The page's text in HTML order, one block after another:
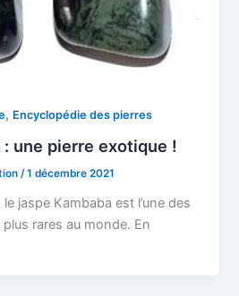
, Encyclopédie des pierres
: une pierre exotique !
/1 décembre 2021
jaspe Kambaba est l’une des
rares au monde. En